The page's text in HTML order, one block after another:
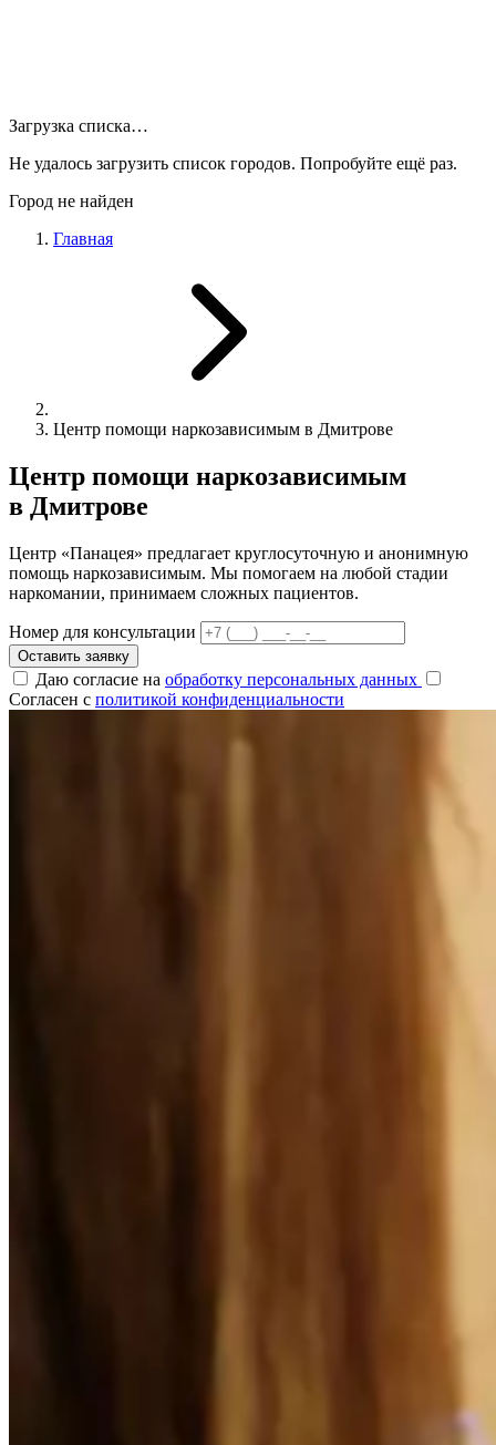
Загрузка списка…
Не удалось загрузить список городов. Попробуйте ещё раз.
Город не найден
Главная
Центр помощи наркозависимым в Дмитрове
Центр помощи наркозависимым
в Дмитрове
Центр «Панацея» предлагает круглосуточную и анонимную
помощь наркозависимым. Мы помогаем на любой стадии
наркомании, принимаем сложных пациентов.
Номер для консультации
Оставить заявку
Даю согласие на обработку персональных данных
Согласен с политикой конфиденциальности